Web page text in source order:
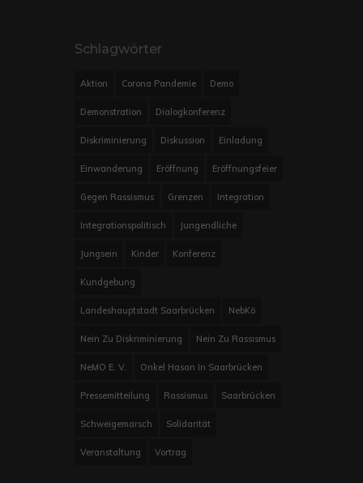
Schlagwörter
Aktion Corona Pandemie Demo
Demonstration Dialogkonferenz
Diskriminierung Diskussion Einladung
Einwanderung Eröffnung Eröffnungsfeier
Gegen Rassismus Grenzen Integration
Integrationspolitisch Jungendliche
Jungsein Kinder Konferenz
Kundgebung
Landeshauptstadt Saarbrücken NebKö
Nein Zu Diskriminierung Nein Zu Rassismus
NeMO E. V. Onkel Hasan In Saarbrücken
Pressemitteilung Rassismus Saarbrücken
Schweigemarsch Solidarität
Veranstaltung Vortrag